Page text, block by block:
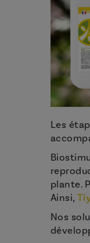
Les
plante.
Ainsi,
Nos